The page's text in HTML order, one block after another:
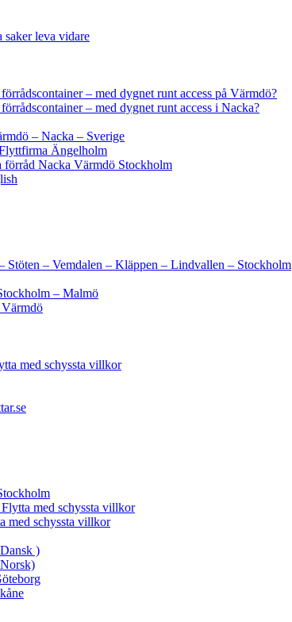
leva vidare
– med dygnet runt access på Värmdö?
– med dygnet runt access i Nacka?
– Nacka – Sverige
Ängelholm
förråd Nacka Värmdö Stockholm
Stöten – Vemdalen – Kläppen – Lindvallen – Stockholm
– Malmö
med schyssta villkor
med schyssta villkor
med schyssta villkor
)